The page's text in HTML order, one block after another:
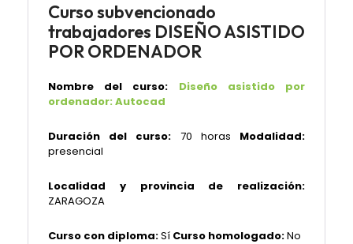
Curso subvencionado
trabajadores DISEÑO ASISTIDO
POR ORDENADOR
Nombre del curso:
Diseño asistido por
ordenador: Autocad
Duración del curso: 70 horas Modalidad:
presencial
Localidad y provincia de realización:
ZARAGOZA
Curso con diploma:Sí Curso homologado:No